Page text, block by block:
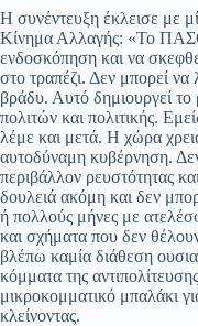
Η συνέντευξη έκλεισε
Κίνημα Αλλαγής: «Το
ενδοσκόπηση και να
στο τραπέζι. Δεν μπορεί
βράδυ. Αυτό δημιουργεί
πολιτών και πολιτικής.
λέμε και μετά. Η χώρα
αυτοδύναμη κυβέρνηση.
περιβάλλον ρευστότητας
δουλειά ακόμη και δεν
ή πολλούς μήνες με
και σχήματα που δεν
βλέπω καμία διάθεση
κόμματα της
μικροκομματικό μπαλάκι
κλείνοντας.